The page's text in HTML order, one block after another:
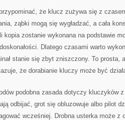
że klucz zużywa się z
ząbki mogą się wygładzać, a cała
kopia zostanie wykonana na podstawie
Dlatego czasami warto
stanie się zbyt zniszczony. To prosta,
że dorabianie kluczy może być
podobna zasada dotyczy kluczyków
odbijać, grot się obluzowuje albo pilot
wcześniej. Drobna usterka może z